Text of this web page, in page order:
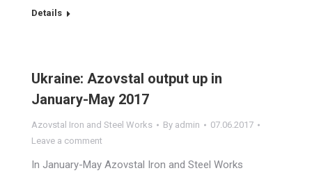
Details
Ukraine: Azovstal output up in
January-May 2017
Azovstal Iron and Steel Works By admin
07.06.2017
Leave a comment
In January-May Azovstal Iron and Steel Works